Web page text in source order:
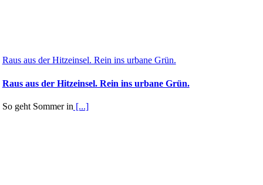
Raus aus der Hitzeinsel. Rein ins urbane Grün.
Raus aus der Hitzeinsel. Rein ins urbane Grün.
So geht Sommer in [...]